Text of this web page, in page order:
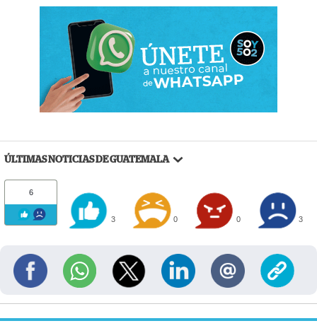
ÚLTIMAS NOTICIAS DE GUATEMALA
6
3 0 0 3